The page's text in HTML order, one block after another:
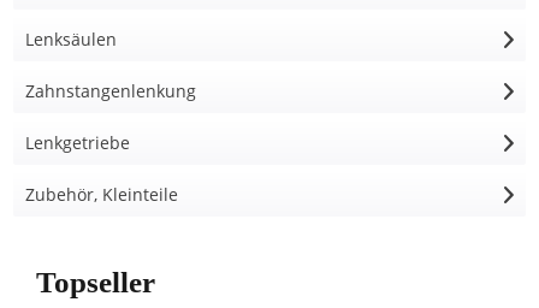
Lenksäulen
Zahnstangenlenkung
Lenkgetriebe
Zubehör, Kleinteile
Topseller